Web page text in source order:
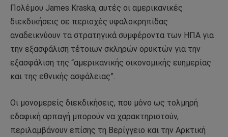
Πολέμου James Kraska, αυτές οι αμερικανικές
διεκδικήσεις σε περιοχές υφαλοκρηπίδας
αναδεικνύουν τα στρατηγικά συμφέροντα των ΗΠΑ για
την εξασφάλιση τέτοιων σκληρών ορυκτών για την
εξασφάλιση της “αμερικανικής οικονομικής ευημερίας
και της εθνικής ασφάλειας”.
Οι μονομερείς διεκδικήσεις, που μόνο ως τολμηρή
εδαφική αρπαγή μπορούν να χαρακτηριστούν,
περιλαμβάνουν επίσης τη Βερίγγειο και την Αρκτική